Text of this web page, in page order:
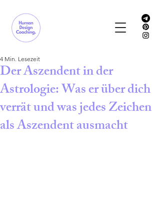
Der Aszendent in der
Astrologie: Was er über dich
verrät und was jedes Zeichen
als Aszendent ausmacht
4 Min. Lesezeit